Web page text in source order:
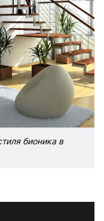
бионика в